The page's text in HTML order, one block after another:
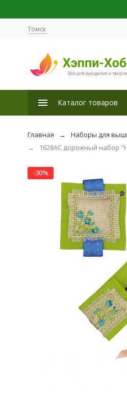
Томск
Каталог товаров
Главная Наборы для
1628АС дорожный набор
-30%